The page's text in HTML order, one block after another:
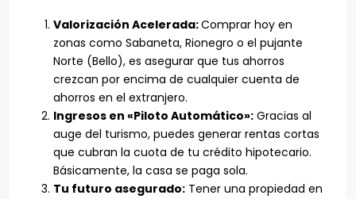
Valorización Acelerada:Comprar hoy en
zonas como Sabaneta, Rionegro o el pujante
Norte (Bello), es asegurar que tus ahorros
crezcan por encima de cualquier cuenta de
ahorros en el extranjero.
Ingresos en «Piloto Automático»: Gracias al
auge del turismo, puedes generar rentas cortas
que cubran la cuota de tu crédito hipotecario.
Básicamente, la casa se paga sola.
Tu futuro asegurado: Tener una propiedad en